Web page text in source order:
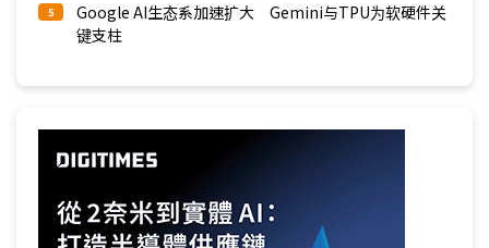
5
Google AI生态系加速扩大 Gemini与TPU为软硬件关
键支柱